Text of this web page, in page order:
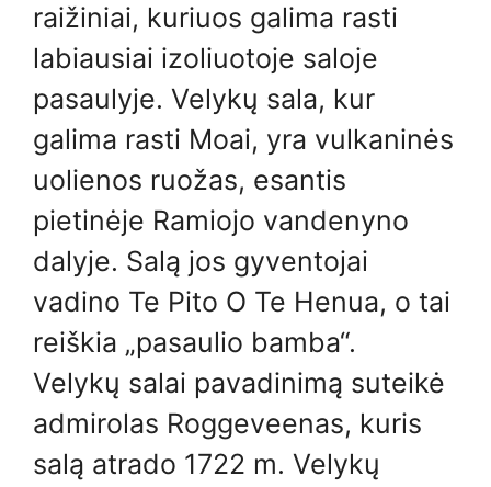
raižiniai, kuriuos galima rasti
labiausiai izoliuotoje saloje
pasaulyje. Velykų sala, kur
galima rasti Moai, yra vulkaninės
uolienos ruožas, esantis
pietinėje Ramiojo vandenyno
dalyje. Salą jos gyventojai
vadino Te Pito O Te Henua, o tai
reiškia „pasaulio bamba“.
Velykų salai pavadinimą suteikė
admirolas Roggeveenas, kuris
salą atrado 1722 m. Velykų